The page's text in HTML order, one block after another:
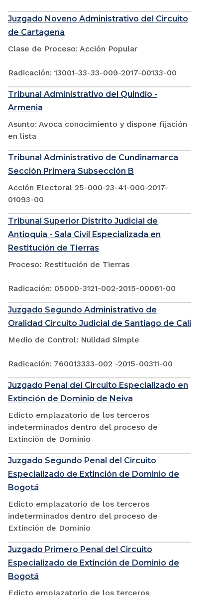
Juzgado Noveno Administrativo del Circuito
de Cartagena
Clase de Proceso: Acción Popular
Radicación: 13001-33-33-009-2017-00133-00
Tribunal Administrativo del Quindío -
Armenia
Asunto: Avoca conocimiento y dispone fijación
en lista
Tribunal Administrativo de Cundinamarca
Sección Primera Subsección B
Acción Electoral 25-000-23-41-000-2017-
01093-00
Tribunal Superior Distrito Judicial de
Antioquia - Sala Civil Especializada en
Restitución de Tierras
Proceso: Restitución de Tierras
Radicación: 05000-3121-002-2015-00061-00
Juzgado Segundo Administrativo de
Oralidad Circuito Judicial de Santiago de Cali
Medio de Control: Nulidad Simple
Radicación: 760013333-002 -2015-00311-00
Juzgado Penal del Circuito Especializado en
Extinción de Dominio de Neiva
Edicto emplazatorio de los terceros
indeterminados dentro del proceso de
Extinción de Dominio
Juzgado Segundo Penal del Circuito
Especializado de Extinción de Dominio de
Bogotá
Edicto emplazatorio de los terceros
indeterminados dentro del proceso de
Extinción de Dominio
Juzgado Primero Penal del Circuito
Especializado de Extinción de Dominio de
Bogotá
Edicto emplazatorio de los terceros